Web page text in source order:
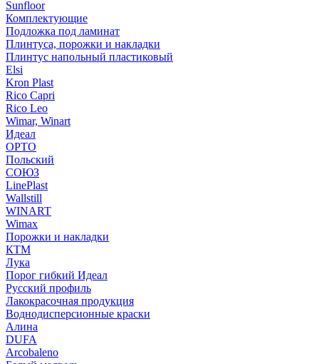
Sunfloor
Комплектующие
Подложка под ламинат
Плинтуса, порожки и накладки
Плинтус напольный пластиковый
Elsi
Kron Plast
Rico Capri
Rico Leo
Wimar, Winart
Идеал
ОРТО
Польский
СОЮЗ
LinePlast
Wallstill
WINART
Wimax
Порожки и накладки
КТМ
Лука
Порог гибкий Идеал
Русский профиль
Лакокрасочная продукция
Воднодисперсионные краски
Алина
DUFA
Arcobaleno